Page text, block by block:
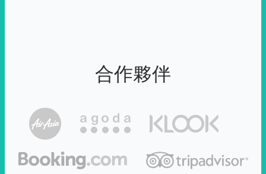
合作夥伴